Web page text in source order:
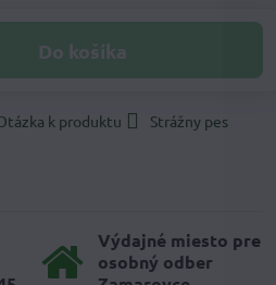
Do košíka
k produktu
Strážny pes
Výdajné miesto pre
osobný odber